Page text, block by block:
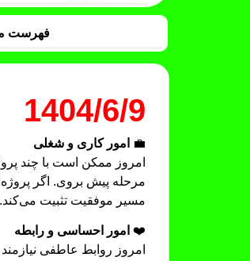
فهرست
1404/6/9
💼
امور کاری و شغلی
امروز ممکن است با چند
مرحله پیش بروی. اگر
مسیر موفقیت تثبیت می‌کند.
❤️ امور احساسی و رابطه
امروز روابط عاطفی